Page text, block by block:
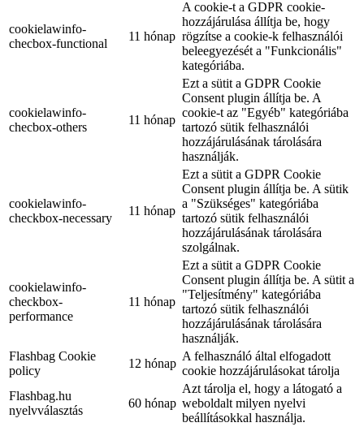
cookielawinfo-
checbox-functional
11 hónap
A cookie-t a GDPR cookie-
hozzájárulása állítja be, hogy
rögzítse a cookie-k felhasználói
beleegyezését a "Funkcionális"
kategóriába.
cookielawinfo-
checbox-others
11 hónap
Ezt a sütit a GDPR Cookie
Consent plugin állítja be. A
cookie-t az "Egyéb" kategóriába
tartozó sütik felhasználói
hozzájárulásának tárolására
használják.
cookielawinfo-
checkbox-necessary
11 hónap
Ezt a sütit a GDPR Cookie
Consent plugin állítja be. A sütik
a "Szükséges" kategóriába
tartozó sütik felhasználói
hozzájárulásának tárolására
szolgálnak.
cookielawinfo-
checkbox-
performance
11 hónap
Ezt a sütit a GDPR Cookie
Consent plugin állítja be. A sütit a
"Teljesítmény" kategóriába
tartozó sütik felhasználói
hozzájárulásának tárolására
használják.
Flashbag Cookie
policy
12 hónap
A felhasználó által elfogadott
cookie hozzájárulásokat tárolja
Flashbag.hu
nyelvválasztás
60 hónap
Azt tárolja el, hogy a látogató a
weboldalt milyen nyelvi
beállításokkal használja.